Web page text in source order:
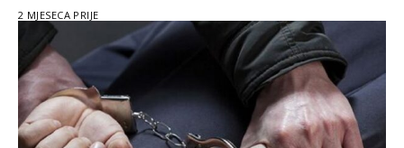
2 MJESECA PRIJE